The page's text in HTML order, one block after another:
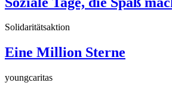
Solidaritätsaktion
Eine Million Sterne
youngcaritas